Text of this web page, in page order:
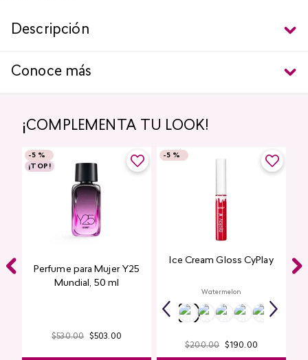
Descripción
Conoce más
¡COMPLEMENTA TU LOOK!
-5 %
¡TOP!
Perfume para Mujer Y25
Mundial​, 50 ml
$530.00 $503.00
-5 %
Ice Cream Gloss CyPlay
Watermelon
$200.00 $190.00